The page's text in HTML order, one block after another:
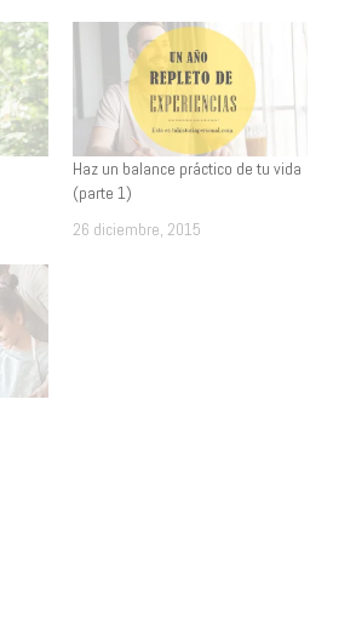
Haz un balance práctico de tu vida
(parte 1)
26 diciembre, 2015